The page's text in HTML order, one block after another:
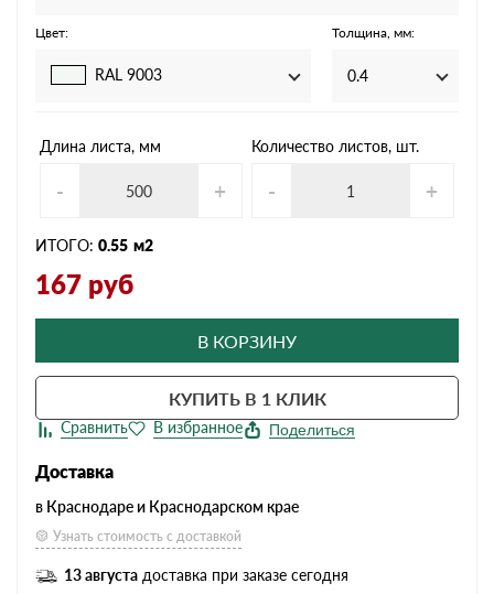
Цвет:
RAL 9003
Толщина, мм:
0.4
Длина листа, мм
- +
Количество листов, шт.
- +
ИТОГО: 0.55 м2
167 руб
В КОРЗИНУ
КУПИТЬ В 1 КЛИК
Поделиться
Доставка
в Краснодаре и Краснодарском крае
Узнать стоимость с доставкой
13 августа доставка при заказе сегодня